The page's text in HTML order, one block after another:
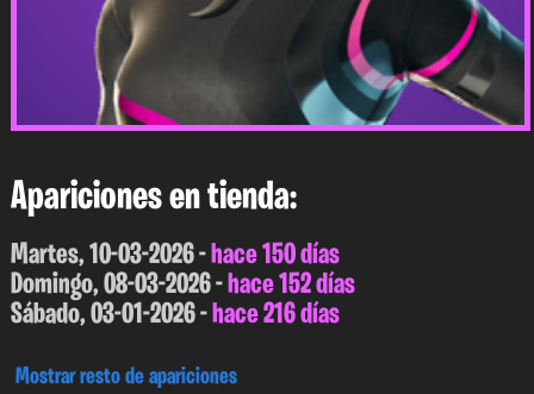
Apariciones en tienda:
Martes, 10-03-2026 -hace 150 días
Domingo, 08-03-2026 -hace 152 días
Sábado, 03-01-2026 -hace 216 días
Mostrar resto de apariciones